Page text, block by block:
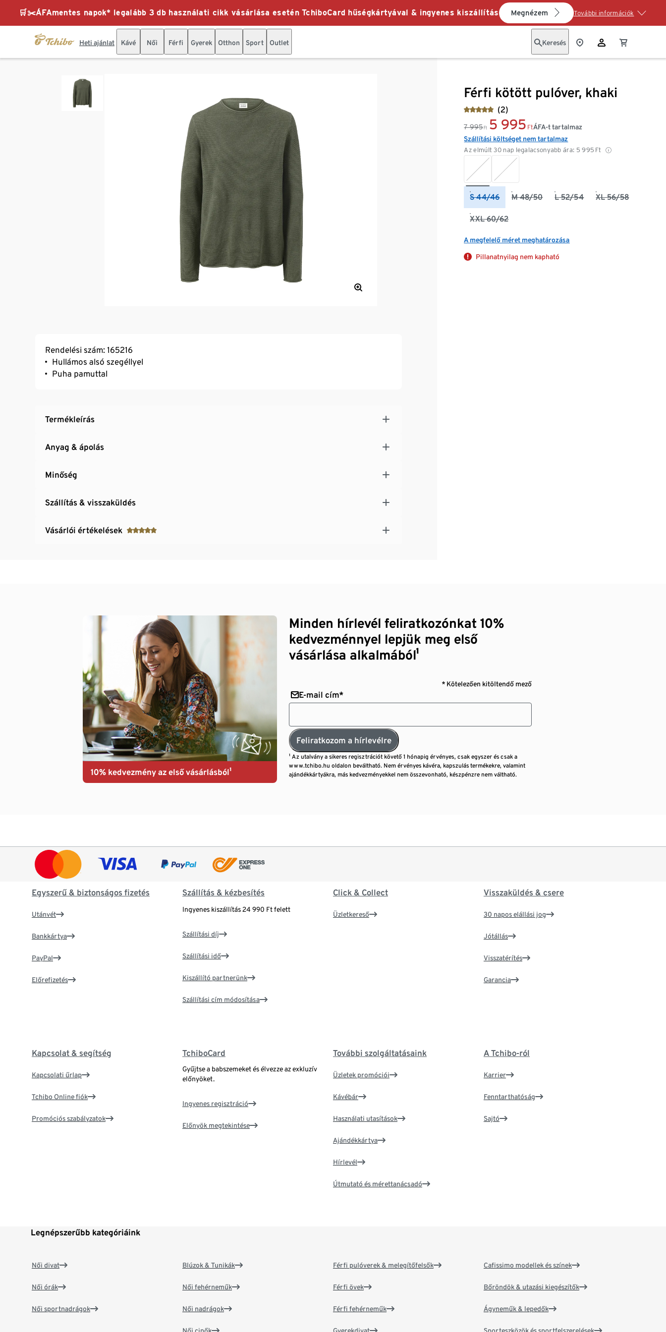
🛒✂️ÁFAmentes napok* legalább 3 db használati cikk vásárlása esetén TchiboCard hűségkártyával & ingyenes kiszállítás Megnézem További információk
Heti ajánlat Kávé Női Férfi Gyerek Otthon Sport Outlet Keresés
Férfi kötött pulóver, khaki
(2)
7 995 Ft 5 995 Ft
Az elmúlt 30 nap legalacsonyabb ára: 5 995 Ft
ÁFA-t tartalmaz
Szállítási költséget nem tartalmaz
S 44/46 M 48/50 L 52/54 XL 56/58
XXL 60/62
A megfelelő méret meghatározása
Pillanatnyilag nem kapható
Rendelési szám: 165216
Hullámos alsó szegéllyel
Puha pamuttal
Termékleírás
Anyag & ápolás
Minőség
Szállítás & visszaküldés
Vásárlói értékelések
10% kedvezmény az első vásárlásból¹
Minden hírlevél feliratkozónkat 10%
kedvezménnyel lepjük meg első
vásárlása alkalmából¹
* Kötelezően kitöltendő mező
E-mail cím*
Feliratkozom a hírlevélre
¹ Az utalvány a sikeres regisztrációt követő 1 hónapig érvényes, csak egyszer és csak a
www.tchibo.hu oldalon beváltható. Nem érvényes kávéra, kapszulás termékekre, valamint
ajándékkártyákra, más kedvezményekkel nem összevonható, készpénzre nem váltható.
Egyszerű & biztonságos fizetés
Utánvét
Bankkártya
PayPal
Előrefizetés
Szállítás & kézbesítés
Ingyenes kiszállítás 24 990 Ft felett
Szállítási díj
Szállítási idő
Kiszállító partnerünk
Szállítási cím módosítása
Click & Collect
Üzletkereső
Visszaküldés & csere
30 napos elállási jog
Jótállás
Visszatérítés
Garancia
Kapcsolat & segítség
Kapcsolati űrlap
Tchibo Online fiók
Promóciós szabályzatok
TchiboCard
Gyűjtse a babszemeket és élvezze az exkluzív
előnyöket.
Ingyenes regisztráció
Előnyök megtekintése
További szolgáltatásaink
Üzletek promóciói
Kávébár
Használati utasítások
Ajándékkártya
Hírlevél
Útmutató és mérettanácsadó
A Tchibo-ról
Karrier
Fenntarthatóság
Sajtó
Legnépszerűbb kategóriáink
Női divat
Női órák
Női sportnadrágok
Blúzok & Tunikák
Női fehérneműk
Női nadrágok
Férfi pulóverek & melegítőfelsők
Férfi övek
Férfi fehérneműk
Cafissimo modellek és színek
Bőröndök & utazási kiegészítők
Ágyneműk & lepedők